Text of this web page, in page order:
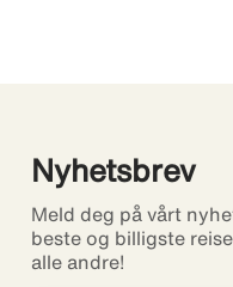
Nyhetsbrev
Meld deg på vårt
beste og billigste
alle andre!